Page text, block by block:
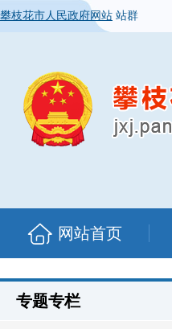
攀枝花市人民政府网站 站群
网站首页
专题专栏